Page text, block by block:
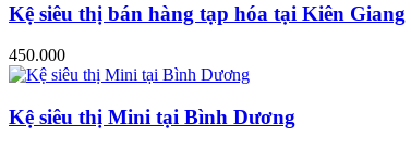
Kệ siêu thị bán hàng tạp hóa tại Kiên Giang
450.000
Kệ siêu thị Mini tại Bình Dương